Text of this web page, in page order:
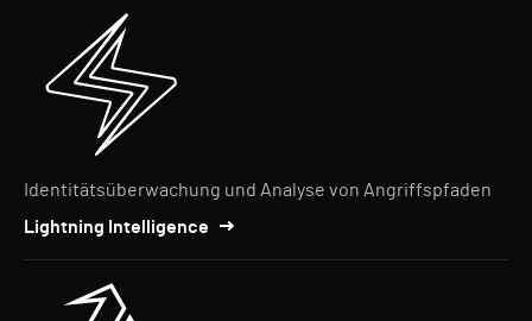
Identitätsüberwachung und Analyse von Angriffspfaden
Lightning Intelligence